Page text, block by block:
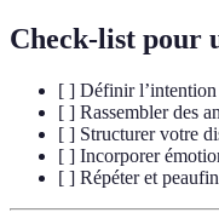
Check-list pour
[ ] Définir l’intention
[ ] Rassembler des
[ ] Structurer votre
[ ] Incorporer
[ ] Répéter et